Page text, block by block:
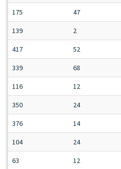
175 47
139 2
417 52
339 68
116 12
350 24
376 14
104 24
63 12